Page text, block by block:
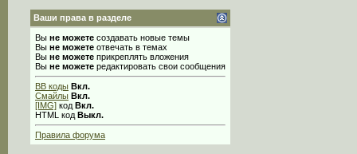
Ваши права в разделе
Вы не можете создавать новые темы
Вы не можете отвечать в темах
Вы не можете прикреплять вложения
Вы не можете редактировать свои сообщения
BB коды Вкл.
Смайлы Вкл.
[IMG] код Вкл.
HTML код Выкл.
Правила форума